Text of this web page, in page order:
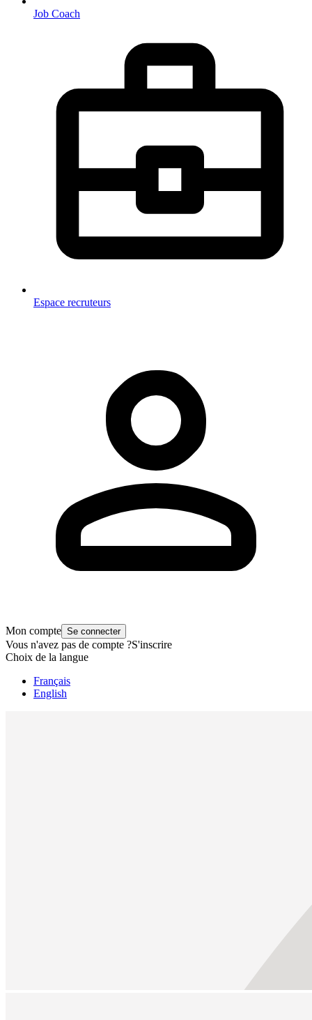
Job Coach
Espace recruteurs
Mon compte Se connecter
Vous n'avez pas de compte ?S'inscrire
Choix de la langue
Français
English